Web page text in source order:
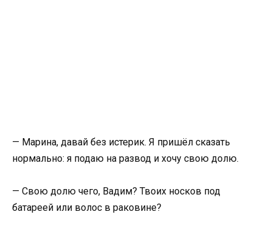
— Марина, давай без истерик. Я пришёл сказать
нормально: я подаю на развод и хочу свою долю.
— Свою долю чего, Вадим? Твоих носков под
батареей или волос в раковине?